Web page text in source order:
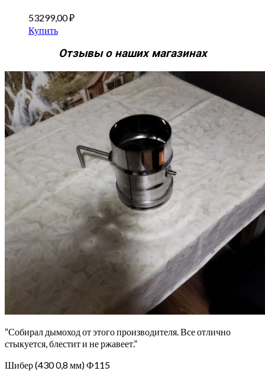
53299,00₽
Купить
Отзывы о наших магазинах
“Собирал дымоход от этого производителя. Все отлично
стыкуется, блестит и не ржавеет.”
Шибер (430 0,8 мм) Ф115